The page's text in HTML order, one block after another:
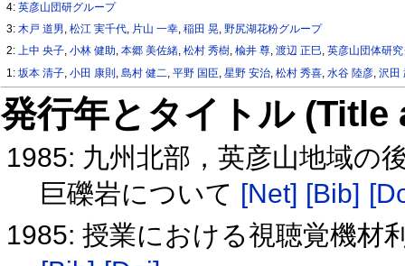
4:英彦山団研グループ
3:木戸 道男,松江 実千代, 片山 一幸,稲田 晃,野尻湖花粉グループ
2:上中 央子,小林 健助,本郷 美佐緒,松村 秀樹,楡井 尊,渡辺 正巳,英彦山団体研
1:坂本 清子 ,小田 康則 ,島村 健二 ,平野 国臣 ,星野 安治 ,松村 秀喜 ,水谷 陸彦 ,沢田
発行年とタイトル
1985: 九州北部，英彦山地域の
巨礫岩について [Net] [Bib]
1985: 授業における視聴覚機材